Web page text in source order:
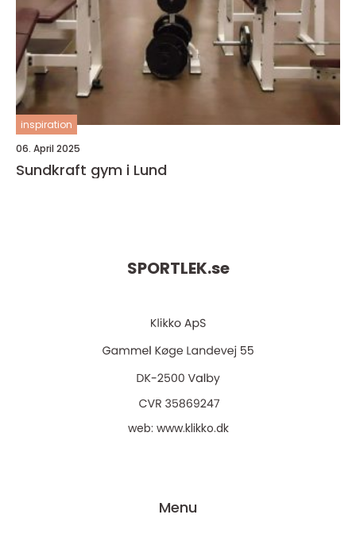
inspiration
06. April 2025
Sundkraft gym i Lund
SPORTLEK.se
web: www.klikko.dk
Menu